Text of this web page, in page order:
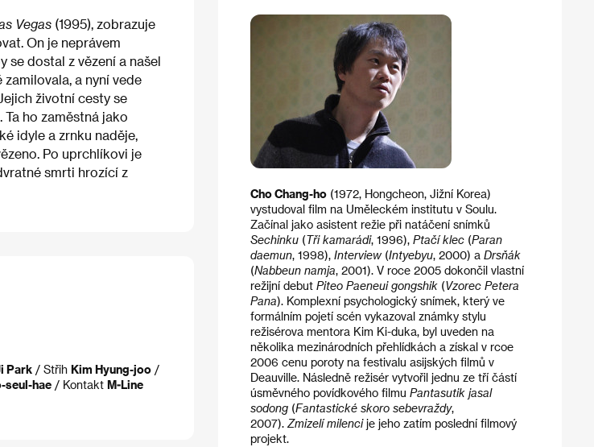
Vegas (1995), zobrazuje
On je neprávem
se dostal z vězení a našel
a nyní vede
životní cesty se
ho zaměstná jako
idyle a zrnku naděje,
Po uprchlíkovi je
smrti hrozící z
Park / Střih Kim Hyung-joo /
seul-hae / Kontakt M-Line
Cho Chang-ho(1972, Hongcheon, Jižní Korea)
vystudoval film na Uměleckém institutu v Soulu.
Začínal jako asistent režie při natáčení snímků
Sechinku(Tři kamarádi, 1996), Ptačí klec(Paran
daemun, 1998), Interview(Intyebyu, 2000) a Drsňák
(Nabbeun namja, 2001). V roce 2005 dokončil vlastní
režijní debut Piteo Paeneui gongshik(Vzorec Petera
Pana). Komplexní psychologický snímek, který ve
formálním pojetí scén vykazoval známky stylu
režisérova mentora Kim Ki-duka, byl uveden na
několika mezinárodních přehlídkách a získal v rcoe
2006 cenu poroty na festivalu asijských filmů v
Deauville. Následně režisér vytvořil jednu ze tří částí
úsměvného povídkového filmu Pantasutik jasal
sodong(Fantastické skoro sebevraždy,
2007). Zmizelí milencije jeho zatím poslední filmový
projekt.